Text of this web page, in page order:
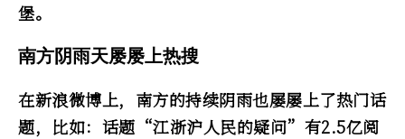
堡。
南方阴雨天屡屡上热搜
在新浪微博上，南方的持续阴雨也屡屡上了热门话
题，比如：话题“江浙沪人民的疑问”有2.5亿阅